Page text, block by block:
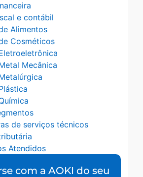
e contábil
Alimentos
Cosméticos
Mecânica
de serviços técnicos
Atendidos
com a AOKI do seu